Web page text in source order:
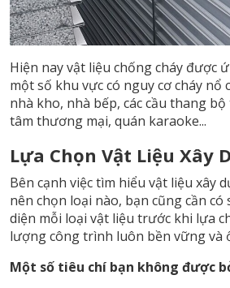
Hiện nay vật liệu chống cháy được
một số khu vực có nguy cơ cháy nổ
nhà kho, nhà bếp, các cầu thang
tâm thương mại, quán karaoke...
Lựa Chọn Vật Liệu Xây
Bên cạnh việc tìm hiểu vật liệu xây
nên chọn loại nào, bạn cũng cần
diện mỗi loại vật liệu trước khi lựa
lượng công trình luôn bền vững và
Một số tiêu chí bạn không được